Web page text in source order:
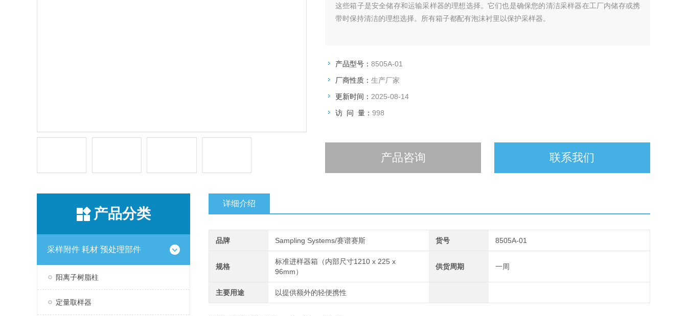
这些箱子是安全储存和运输采样器的理想选择。它们也是确保您的清洁采样器在工厂内储存或携
带时保持清洁的理想选择。所有箱子都配有泡沫衬里以保护采样器。
产品型号： 8505A-01
厂商性质： 生产厂家
更新时间： 2025-08-14
访 问 量： 998
产品咨询 联系我们
产品分类
采样附件 耗材 预处理部件
阳离子树脂柱
定量取样器
详细介绍
品牌 Sampling Systems/赛谱赛斯 货号 8505A-01
规格
标准进样器箱（内部尺寸1210 x 225 x
96mm）
供货周期 一周
主要用途 以提供额外的轻便携性